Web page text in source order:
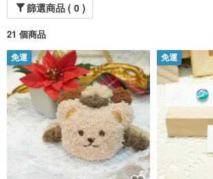
篩選商品 ( 0 )
21 個商品
免運 免運